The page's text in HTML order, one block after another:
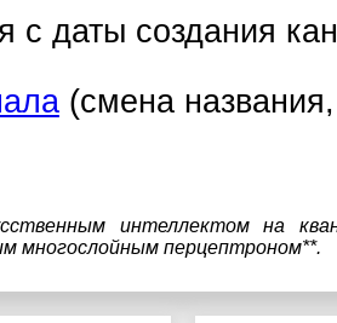
с даты создания
(смена
интеллектом на
многослойным перцептроном**.